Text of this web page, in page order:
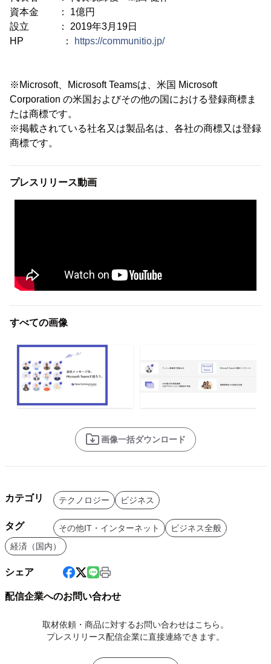
資本金 ： 1億円
設立 ： 2019年3月19日
HP ：
https://communitio.jp/
※Microsoft、Microsoft Teamsは、米国 Microsoft
Corporation の米国およびその他の国における登録商標ま
たは商標です。
※掲載されている社名又は製品名は、各社の商標又は登録
商標です。
プレスリリース動画
すべての画像
画像一括ダウンロード
カテゴリ テクノロジー ビジネス
タグ その他IT・インターネット
ビジネス全般
経済（国内）
シェア
配信企業へのお問い合わせ
取材依頼・商品に対するお問い合わせはこちら。
プレスリリース配信企業に直接連絡できます。